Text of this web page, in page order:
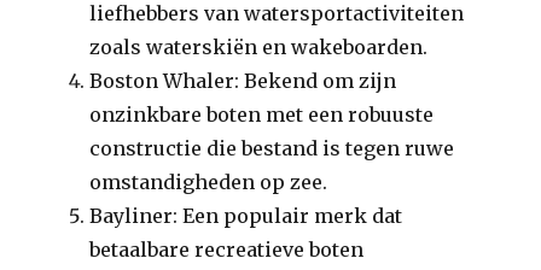
liefhebbers van watersportactiviteiten
zoals waterskiën en wakeboarden.
Boston Whaler: Bekend om zijn
onzinkbare boten met een robuuste
constructie die bestand is tegen ruwe
omstandigheden op zee.
Bayliner: Een populair merk dat
betaalbare recreatieve boten